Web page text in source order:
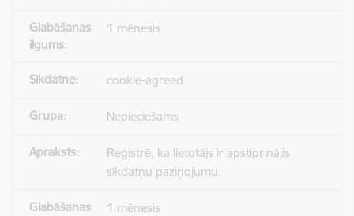
1 mēnesis
cookie-agreed
Nepieciešams
Reģistrē, ka lietotājs ir apstiprinājis
sīkdatņu paziņojumu.
1 mēnesis